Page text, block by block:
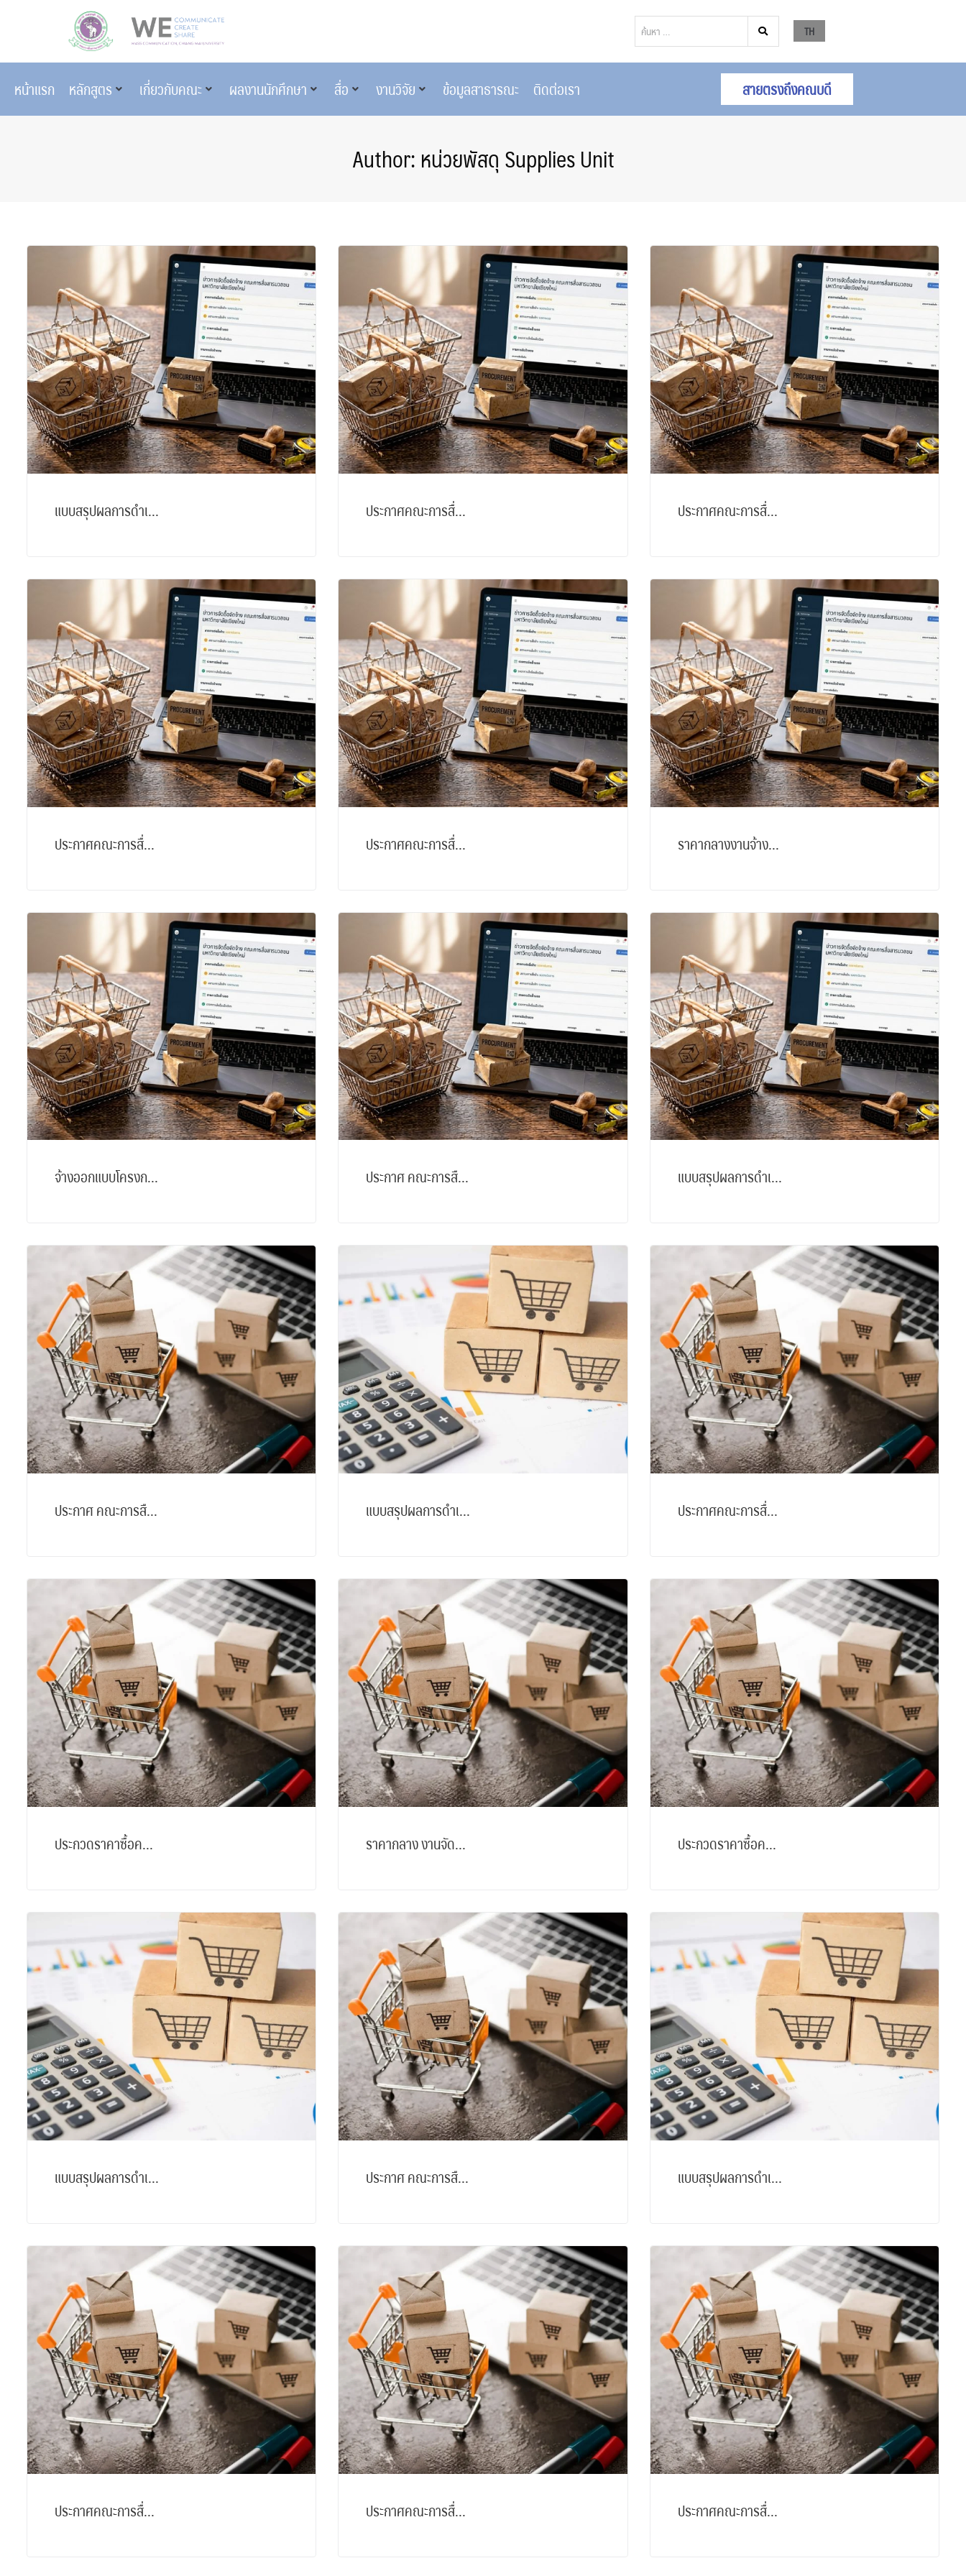
TH
หน้าแรก หลักสูตร เกี่ยวกับคณะ ผลงานนักศึกษา สื่อ งานวิจัย ข้อมูลสาธารณะ ติดต่อเรา สายตรงถึงคณบดี
Author:หน่วยพัสดุ Supplies Unit
แบบสรุปผลการดำเ... ประกาศคณะการสื่... ประกาศคณะการสื่...
ประกาศคณะการสื่... ประกาศคณะการสื่... ราคากลางงานจ้าง...
จ้างออกแบบโครงก... ประกาศ คณะการสื... แบบสรุปผลการดำเ...
ประกาศ คณะการสื... แบบสรุปผลการดำเ... ประกาศคณะการสื่...
ประกวดราคาซื้อค... ราคากลาง งานจัด... ประกวดราคาซื้อค...
แบบสรุปผลการดำเ... ประกาศ คณะการสื... แบบสรุปผลการดำเ...
ประกาศคณะการสื่... ประกาศคณะการสื่... ประกาศคณะการสื่...